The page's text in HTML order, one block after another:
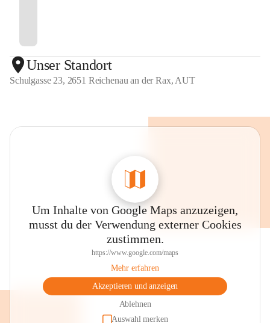
Unser Standort
Schulgasse 23, 2651 Reichenau an der Rax, AUT
Um Inhalte von Google Maps anzuzeigen,
musst du der Verwendung externer Cookies
zustimmen.
https://www.google.com/maps
Mehr erfahren
Akzeptieren und anzeigen
Ablehnen
Auswahl merken